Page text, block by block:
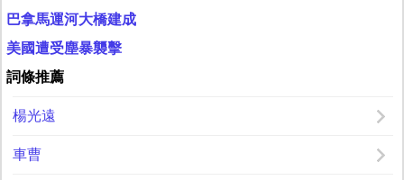
巴拿馬運河大橋建成
美國遭受塵暴襲擊
詞條推薦
楊光遠
車曹